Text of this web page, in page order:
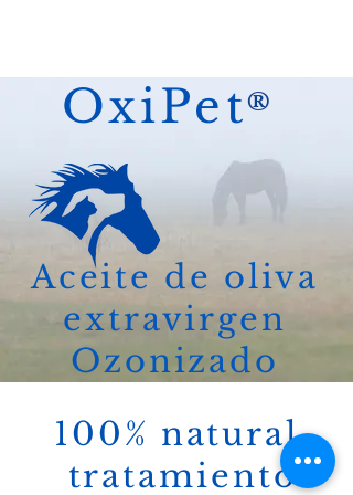
OxiPet
Aceite de oliva
extravirgen
Ozonizado
®
100% natural,
tratamiento